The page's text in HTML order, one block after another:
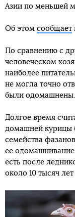
Азии по меньшей
Об этом сообщает
По сравнению с
человеческом
наиболее
не могла точно
были одомашнены.
Долгое время
домашней курицы
семейства
ее
есть после
около 10 тысяч лет